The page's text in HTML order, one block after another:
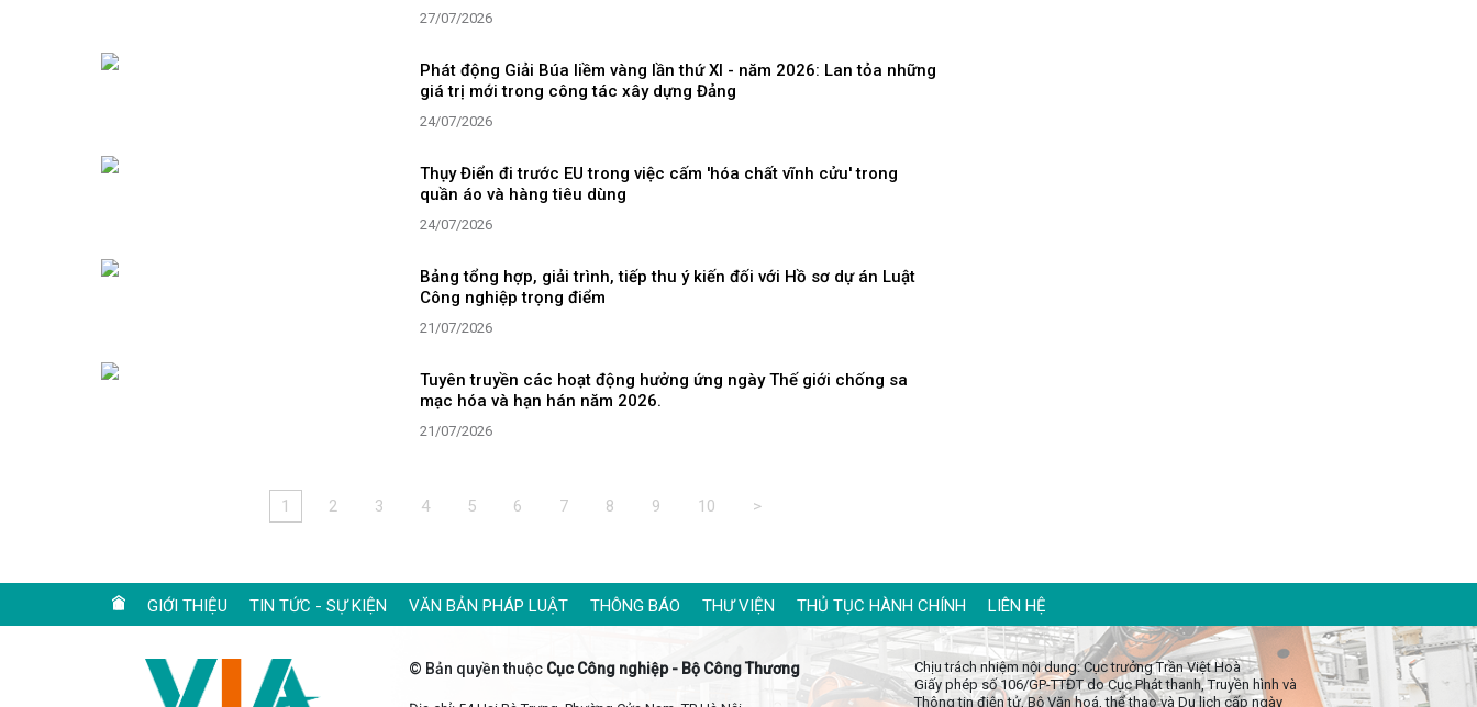
27/07/2026
Phát động Giải Búa liềm vàng lần thứ XI - năm 2026: Lan tỏa những
giá trị mới trong công tác xây dựng Đảng
24/07/2026
Thụy Điển đi trước EU trong việc cấm 'hóa chất vĩnh cửu' trong
quần áo và hàng tiêu dùng
24/07/2026
Bảng tổng hợp, giải trình, tiếp thu ý kiến đối với Hồ sơ dự án Luật
Công nghiệp trọng điểm
21/07/2026
Tuyên truyền các hoạt động hưởng ứng ngày Thế giới chống sa
mạc hóa và hạn hán năm 2026.
21/07/2026
1 2 3 4 5 6 7 8 9 10 >
GIỚI THIỆU TIN TỨC - SỰ KIỆN VĂN BẢN PHÁP LUẬT THÔNG BÁO THƯ VIỆN THỦ TỤC HÀNH CHÍNH LIÊN HỆ
© Bản quyền thuộc Cục Công nghiệp - Bộ Công Thương
Chịu trách nhiệm nội dung: Cục trưởng Trần Việt Hoà
Giấy phép số 106/GP-TTĐT do Cục Phát thanh, Truyền hình và
Thông tin điện tử, Bộ Văn hoá, thể thao và Du lịch cấp ngày